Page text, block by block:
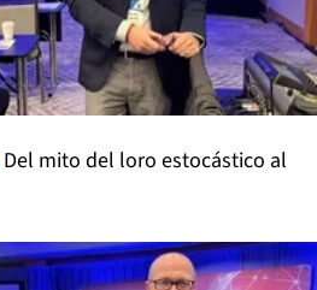
Del mito del loro estocástico al